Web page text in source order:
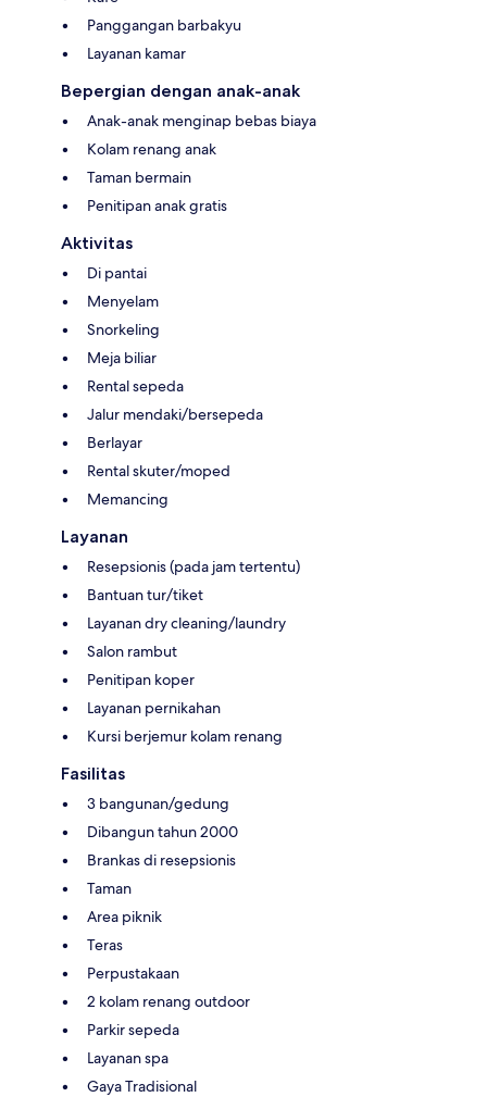
Panggangan barbakyu
Layanan kamar
Bepergian dengan anak-anak
Anak-anak menginap bebas biaya
Kolam renang anak
Taman bermain
Penitipan anak gratis
Aktivitas
Di pantai
Menyelam
Snorkeling
Meja biliar
Rental sepeda
Jalur mendaki/bersepeda
Berlayar
Rental skuter/moped
Memancing
Layanan
Resepsionis (pada jam tertentu)
Bantuan tur/tiket
Layanan dry cleaning/laundry
Salon rambut
Penitipan koper
Layanan pernikahan
Kursi berjemur kolam renang
Fasilitas
3 bangunan/gedung
Dibangun tahun 2000
Brankas di resepsionis
Taman
Area piknik
Teras
Perpustakaan
2 kolam renang outdoor
Parkir sepeda
Layanan spa
Gaya Tradisional